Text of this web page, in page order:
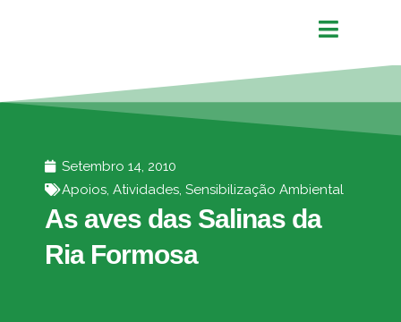
Setembro 14, 2010
Apoios, Atividades, Sensibilização Ambiental
As aves das Salinas da
Ria Formosa